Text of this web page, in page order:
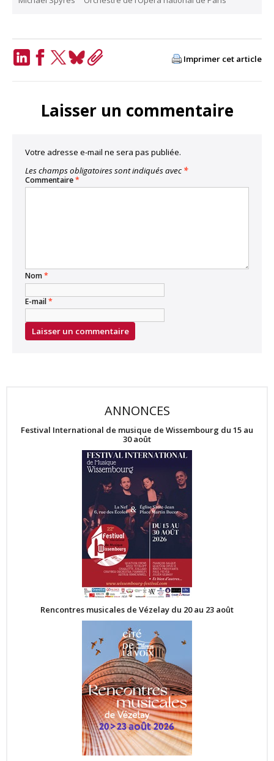
Imprimer cet article
Laisser un commentaire
Votre adresse e-mail ne sera pas publiée.
Les champs obligatoires sont indiqués avec *
Commentaire*
Nom*
E-mail*
ANNONCES
Festival International de musique de Wissembourg du 15 au
30 août
Rencontres musicales de Vézelay du 20 au 23 août